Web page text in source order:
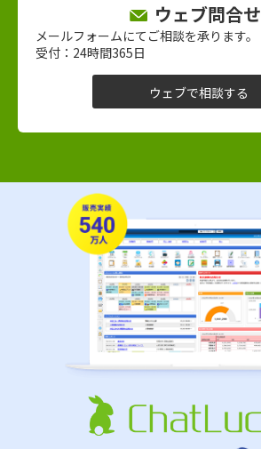
ウェブ問合せ
メールフォームにてご相談を承ります。
受付：24時間365日
ウェブで相談する